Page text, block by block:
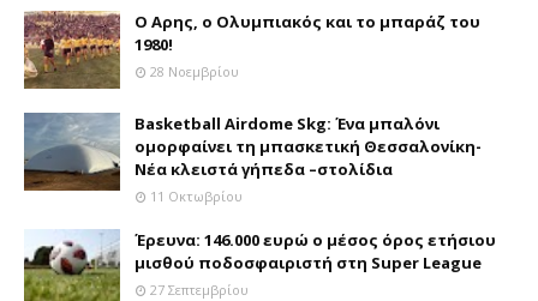
Ο Αρης, ο Ολυμπιακός και το μπαράζ του
1980!
28 Νοεμβρίου
Basketball Airdome Skg: Ένα μπαλόνι
ομορφαίνει τη μπασκετική Θεσσαλονίκη-
Νέα κλειστά γήπεδα –στολίδια
11 Οκτωβρίου
Έρευνα: 146.000 ευρώ ο μέσος όρος ετήσιου
μισθού ποδοσφαιριστή στη Super League
27 Σεπτεμβρίου